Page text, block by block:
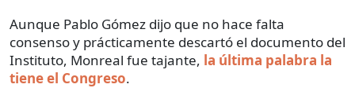
Aunque Pablo Gómez dijo que no hace falta
consenso y prácticamente descartó el documento del
Instituto, Monreal fue tajante, la última palabra la
tiene el Congreso.